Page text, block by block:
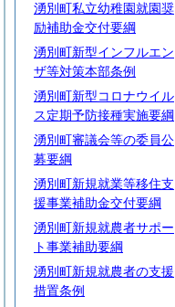
湧別町私立幼稚園就園奨
励補助金交付要綱
湧別町新型インフルエン
ザ等対策本部条例
湧別町新型コロナウイル
ス定期予防接種実施要綱
湧別町審議会等の委員公
募要綱
湧別町新規就業等移住支
援事業補助金交付要綱
湧別町新規就農者サポー
ト事業補助要綱
湧別町新規就農者の支援
措置条例